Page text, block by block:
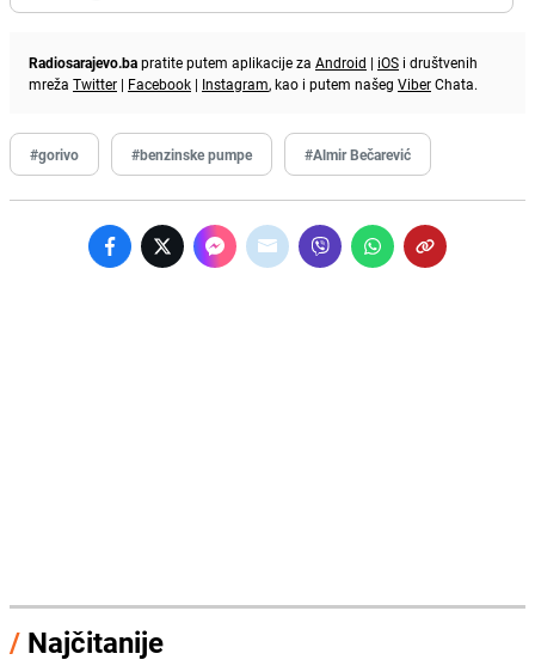
Radiosarajevo.bapratite putem aplikacije za Android | iOS i društvenih
mreža Twitter | Facebook | Instagram, kao i putem našeg ViberChata.
#gorivo #benzinske pumpe #Almir Bečarević
/ Najčitanije